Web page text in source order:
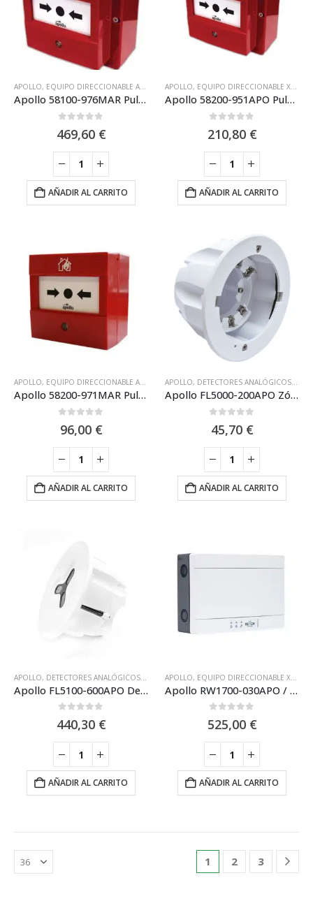
APOLLO, EQUIPO DIRECCIONABLE APOLLO DISCOVERY XP95 , EQUIPO
Apollo 58100-976MAR Pulsador de alarma analógico de exterior IP67 Discovery Marine (SIL2)
469,60 €
AÑADIR AL CARRITO
APOLLO, EQUIPO DIRECCIONABLE XP95 APOLLO
Apollo 58200-951APO Pulsador de Alarma Analógico Exterior XP95
210,80 €
AÑADIR AL CARRITO
APOLLO, EQUIPO DIRECCIONABLE APOLLO DISCOVERY XP95 ,EQUIPO
Apollo 58200-971MAR Pulsador de Alarma Analógico Marino Interior XP95
96,00 €
AÑADIR AL CARRITO
APOLLO, DETECTORES ANALÓGICOS,
Apollo FL5000-200APO Zócalo de montaje Apollo para la gama de detectores ‘Dimensión’
45,70 €
AÑADIR AL CARRITO
APOLLO, DETECTORES ANALÓGICOS,EQUIPO DIRECCIONABLE APOLLO DISCOVERY
Apollo FL5100-600APO Detector Apollo optico analógico plano linea SOTERIA ‘Dimension’
440,30 €
AÑADIR AL CARRITO
APOLLO, EQUIPO DIRECCIONABLE XP95 APOLLO
Apollo RW1700-030APO / Modulo interface Apollo analogico via radio XP95 (inalambrico) REACH
525,00 €
AÑADIR AL CARRITO
1 2 3